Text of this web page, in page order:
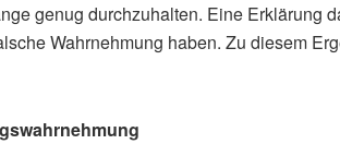
genug durchzuhalten. Eine Erklärung
Wahrnehmung haben. Zu diesem